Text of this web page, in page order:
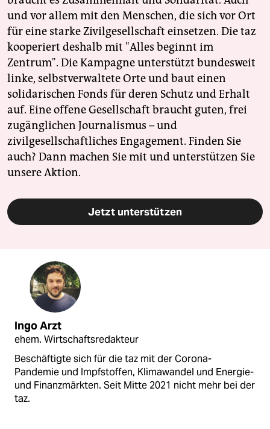
und vor allem mit den Menschen, die sich vor Ort
für eine starke Zivilgesellschaft einsetzen. Die taz
kooperiert deshalb mit "Alles beginnt im
Zentrum". Die Kampagne unterstützt bundesweit
linke, selbstverwaltete Orte und baut einen
solidarischen Fonds für deren Schutz und Erhalt
auf. Eine offene Gesellschaft braucht guten, frei
zugänglichen Journalismus – und
zivilgesellschaftliches Engagement. Finden Sie
auch? Dann machen Sie mit und unterstützen Sie
unsere Aktion.
Jetzt unterstützen
Ingo Arzt
ehem. Wirtschaftsredakteur
Beschäftigte sich für die taz mit der Corona-
Pandemie und Impfstoffen, Klimawandel und Energie-
und Finanzmärkten. Seit Mitte 2021 nicht mehr bei der
taz.